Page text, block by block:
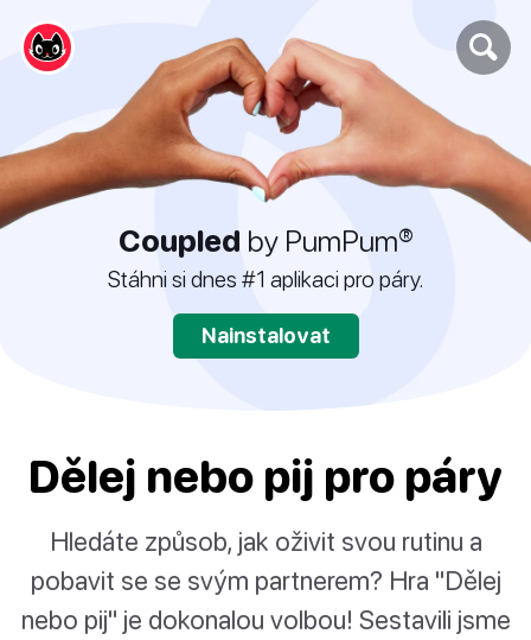
Coupled by PumPum®
Stáhni si dnes #1 aplikaci pro páry.
Nainstalovat
Dělej nebo pij pro páry
Hledáte způsob, jak oživit svou rutinu a
pobavit se se svým partnerem? Hra "Dělej
nebo pij" je dokonalou volbou! Sestavili jsme